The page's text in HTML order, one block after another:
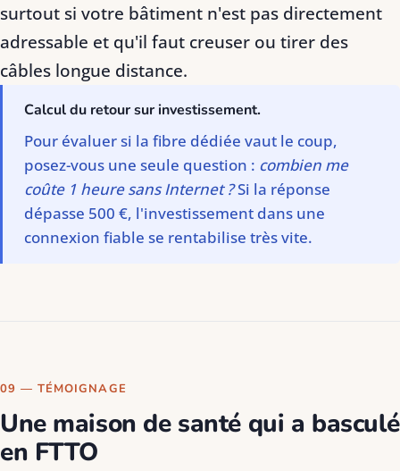
surtout si votre bâtiment n'est pas directement
adressable et qu'il faut creuser ou tirer des
câbles longue distance.
Calcul du retour sur investissement.
Pour évaluer si la fibre dédiée vaut le coup,
posez-vous une seule question : combien me
coûte 1 heure sans Internet ?Si la réponse
dépasse 500 €, l'investissement dans une
connexion fiable se rentabilise très vite.
09 — TÉMOIGNAGE
Une maison de santé qui a basculé
en FTTO